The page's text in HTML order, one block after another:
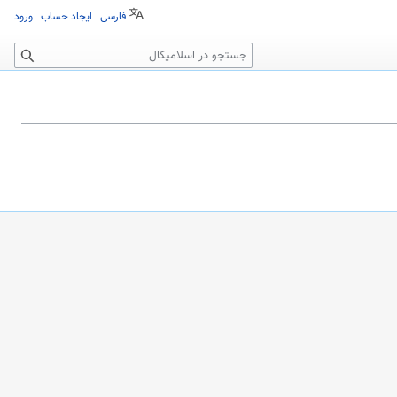
فارسی ایجاد حساب ورود
جستجو